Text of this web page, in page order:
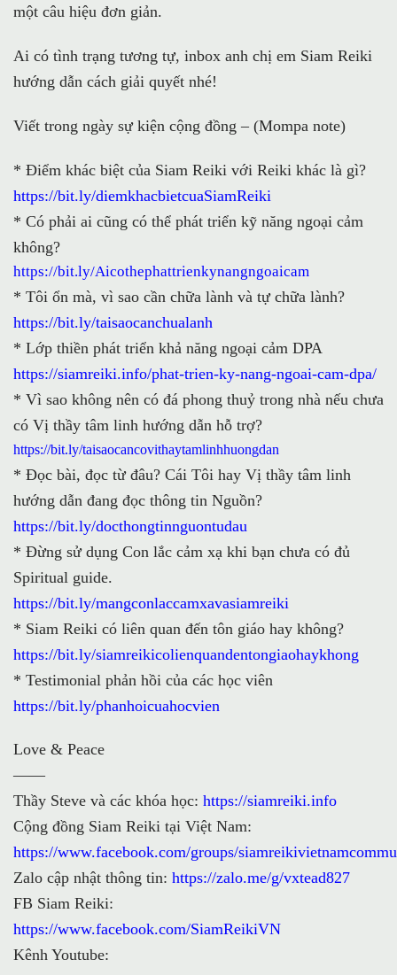
một câu hiệu đơn giản.
Ai có tình trạng tương tự, inbox anh chị em Siam Reiki
hướng dẫn cách giải quyết nhé!
Viết trong ngày sự kiện cộng đồng – (Mompa note)
* Điểm khác biệt của Siam Reiki với Reiki khác là gì?
https://bit.ly/diemkhacbietcuaSiamReiki
* Có phải ai cũng có thể phát triển kỹ năng ngoại cảm
không?
https://bit.ly/Aicothephattrienkynangngoaicam
* Tôi ổn mà, vì sao cần chữa lành và tự chữa lành?
https://bit.ly/taisaocanchualanh
* Lớp thiền phát triển khả năng ngoại cảm DPA
https://siamreiki.info/phat-trien-ky-nang-ngoai-cam-dpa/
* Vì sao không nên có đá phong thuỷ trong nhà nếu chưa
có Vị thầy tâm linh hướng dẫn hỗ trợ?
https://bit.ly/taisaocancovithaytamlinhhuongdan
* Đọc bài, đọc từ đâu? Cái Tôi hay Vị thầy tâm linh
hướng dẫn đang đọc thông tin Nguồn?
https://bit.ly/docthongtinnguontudau
* Đừng sử dụng Con lắc cảm xạ khi bạn chưa có đủ
Spiritual guide.
https://bit.ly/mangconlaccamxavasiamreiki
* Siam Reiki có liên quan đến tôn giáo hay không?
https://bit.ly/siamreikicolienquandentongiaohaykhong
* Testimonial phản hồi của các học viên
https://bit.ly/phanhoicuahocvien
Love & Peace
——
Thầy Steve và các khóa học: https://siamreiki.info
Cộng đồng Siam Reiki tại Việt Nam:
https://www.facebook.com/groups/
Zalo cập nhật thông tin: https://zalo.me/g/vxtead827
FB Siam Reiki:
https://www.facebook.com/SiamReikiVN
Kênh Youtube: